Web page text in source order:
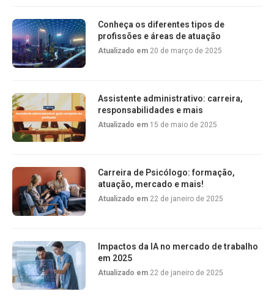
Conheça os diferentes tipos de
profissões e áreas de atuação
Atualizado em 20 de março de 2025
Assistente administrativo: carreira,
responsabilidades e mais
Atualizado em 15 de maio de 2025
Carreira de Psicólogo: formação,
atuação, mercado e mais!
Atualizado em 22 de janeiro de 2025
Impactos da IA no mercado de trabalho
em 2025
Atualizado em 22 de janeiro de 2025